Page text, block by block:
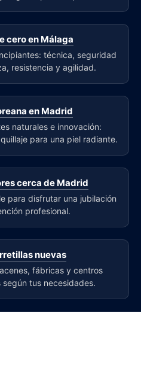
cero en Málaga
técnica, seguridad
resistencia y agilidad.
en Madrid
naturales e innovación:
para una piel radiante.
cerca de Madrid
para disfrutar una jubilación
profesional.
nuevas
fábricas y centros
tus necesidades.